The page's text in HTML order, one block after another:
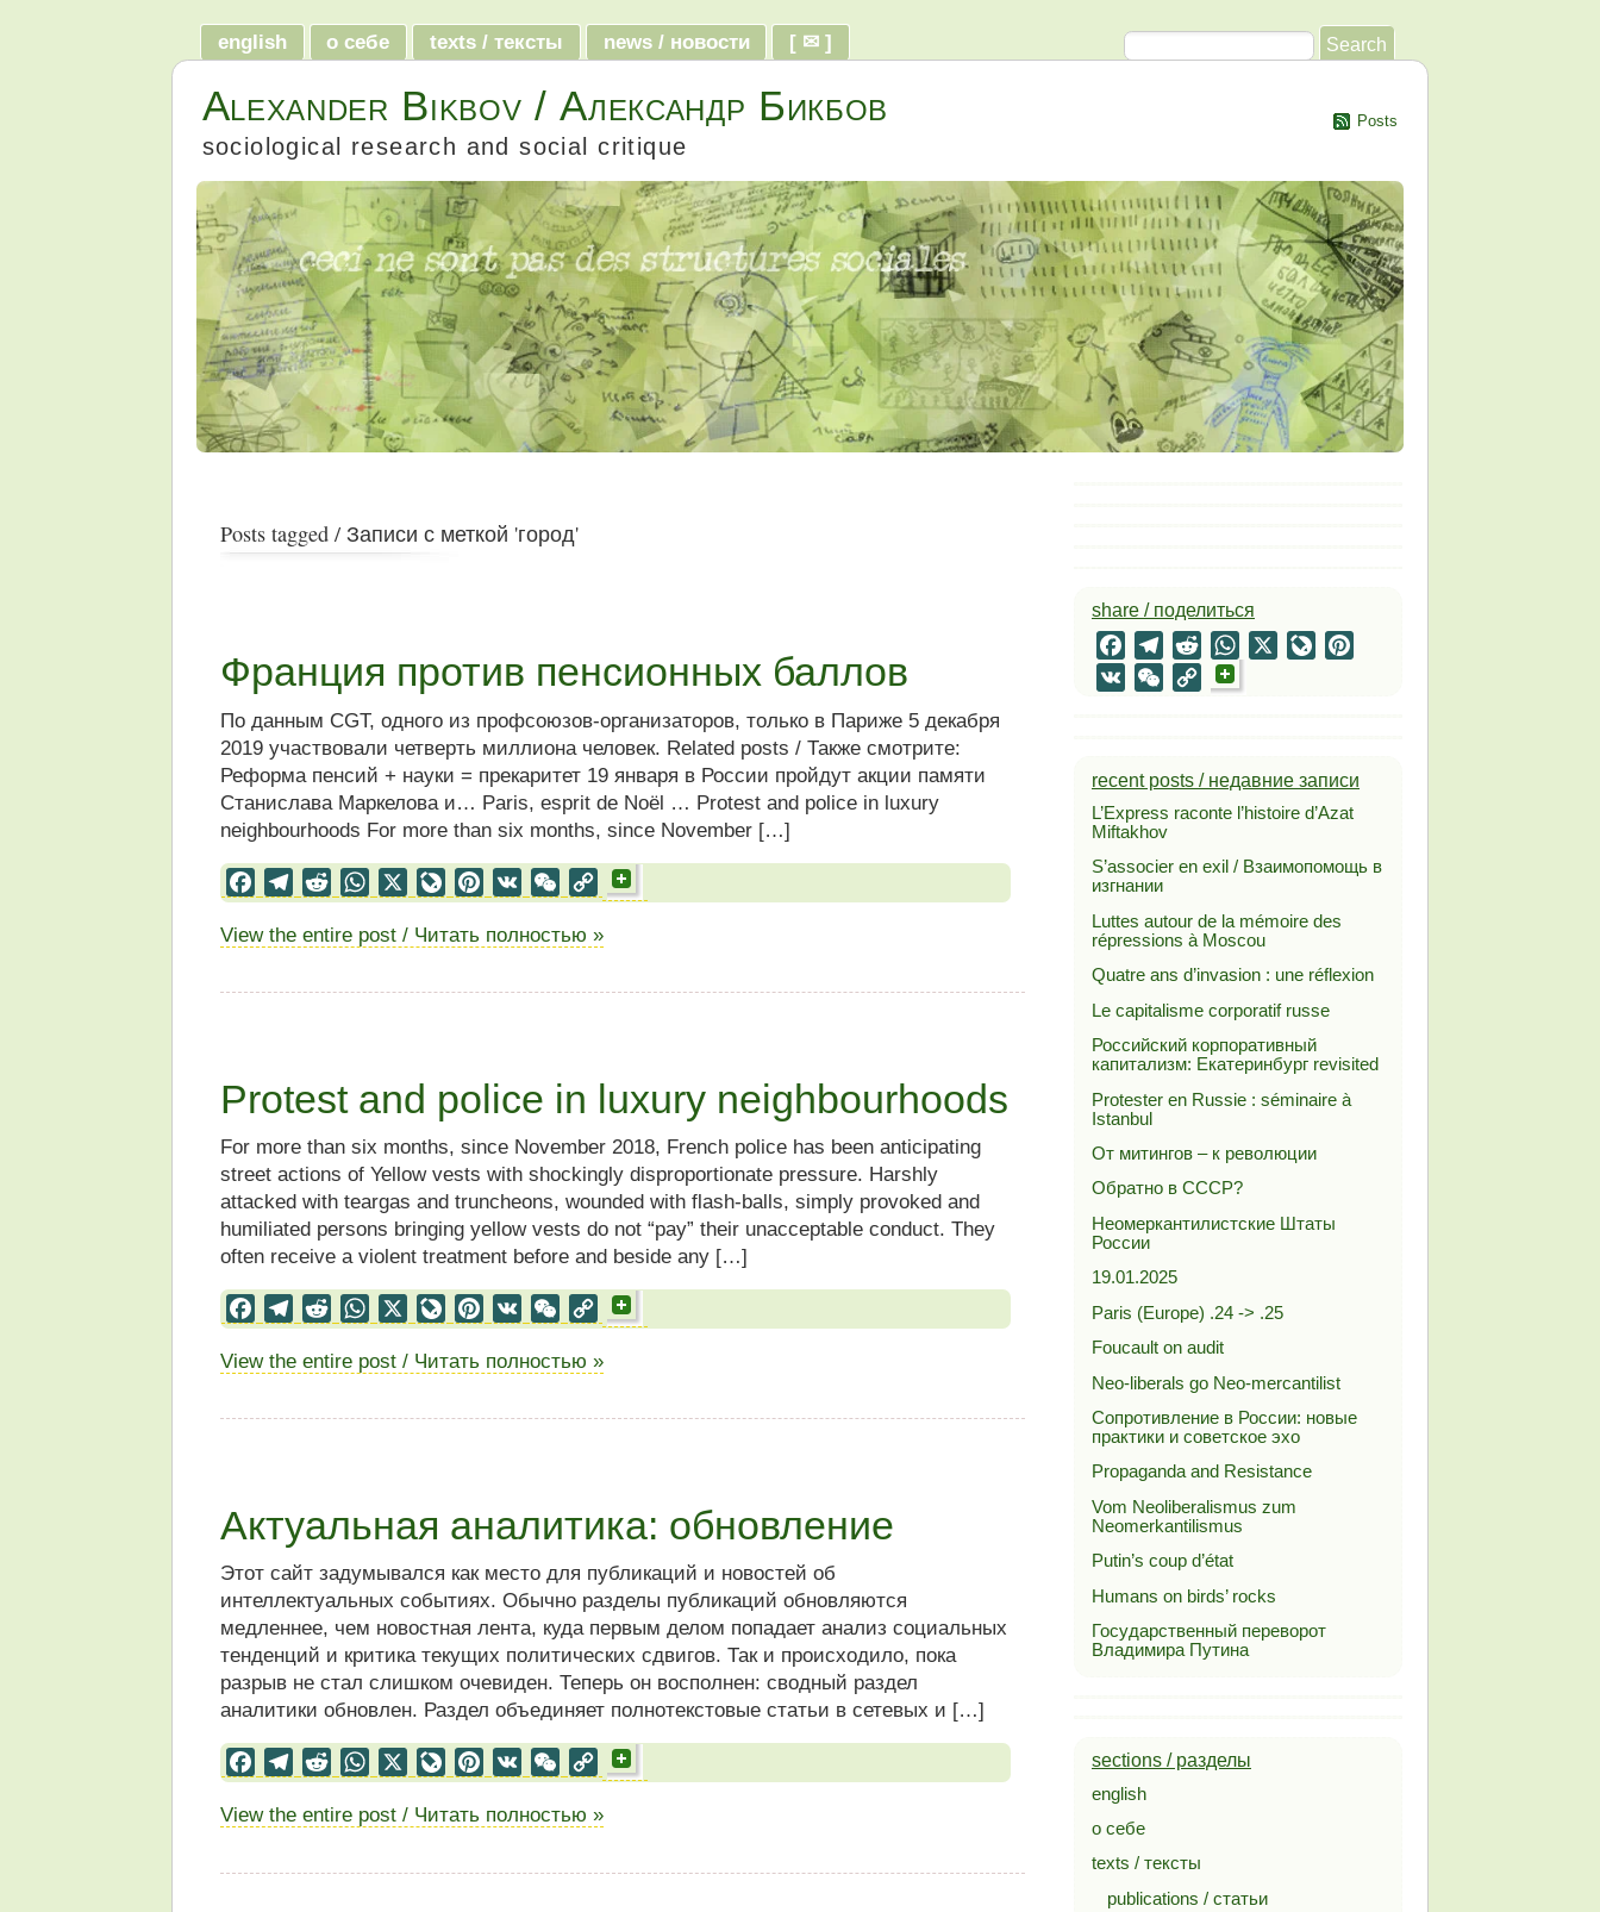
english о себе texts / тексты news / новости [ ✉ ]
Alexander Bikbov / Александр Бикбов
sociological research and social critique
Posts
Posts tagged / Записи с меткой 'город'
Франция против пенсионных баллов
По данным CGT, одного из профсоюзов-организаторов, только в Париже 5 декабря
2019 участвовали четверть миллиона человек. Related posts / Также смотрите:
Реформа пенсий + науки = прекаритет 19 января в России пройдут акции памяти
Станислава Маркелова и… Paris, esprit de Noël … Protest and police in luxury
neighbourhoods For more than six months, since November […]
FacebookTelegramRedditWhatsApp LiveJournal
Pinterest
VK WeChat
Copy
View the entire post / Читать полностью »
Protest and police in luxury neighbourhoods
For more than six months, since November 2018, French police has been anticipating
street actions of Yellow vests with shockingly disproportionate pressure. Harshly
attacked with teargas and truncheons, wounded with flash-balls, simply provoked and
humiliated persons bringing yellow vests do not “pay” their unacceptable conduct. They
often receive a violent treatment before and beside any […]
FacebookTelegramRedditWhatsApp LiveJournal
Pinterest
VK WeChat
Copy
View the entire post / Читать полностью »
Актуальная аналитика: обновление
Этот сайт задумывался как место для публикаций и новостей об
интеллектуальных событиях. Обычно разделы публикаций обновляются
медленнее, чем новостная лента, куда первым делом попадает анализ социальных
тенденций и критика текущих политических сдвигов. Так и происходило, пока
разрыв не стал слишком очевиден. Теперь он восполнен: сводный раздел
аналитики обновлен. Раздел объединяет полнотекстовые статьи в сетевых и […]
FacebookTelegramRedditWhatsApp LiveJournal
Pinterest
VK WeChat
Copy
View the entire post / Читать полностью »
share / поделиться
FacebookTelegramRedditWhatsApp LiveJournal
VK
WeChat
Copy
recent posts / недавние записи
L’Express raconte l’histoire d’Azat
Miftakhov
S’associer en exil / Взаимопомощь в
изгнании
Luttes autour de la mémoire des
répressions à Moscou
Quatre ans d’invasion : une réflexion
Le capitalisme corporatif russe
Российский корпоративный
капитализм: Екатеринбург revisited
Protester en Russie : séminaire à
Istanbul
От митингов – к революции
Обратно в СССР?
Неомеркантилистские Штаты
России
19.01.2025
Paris (Europe) .24 -> .25
Foucault on audit
Neo-liberals go Neo-mercantilist
Сопротивление в России: новые
практики и советское эхо
Propaganda and Resistance
Vom Neoliberalismus zum
Neomerkantilismus
Putin’s coup d’état
Humans on birds’ rocks
Государственный переворот
Владимира Путина
sections / разделы
english
о себе
texts / тексты
publications / статьи